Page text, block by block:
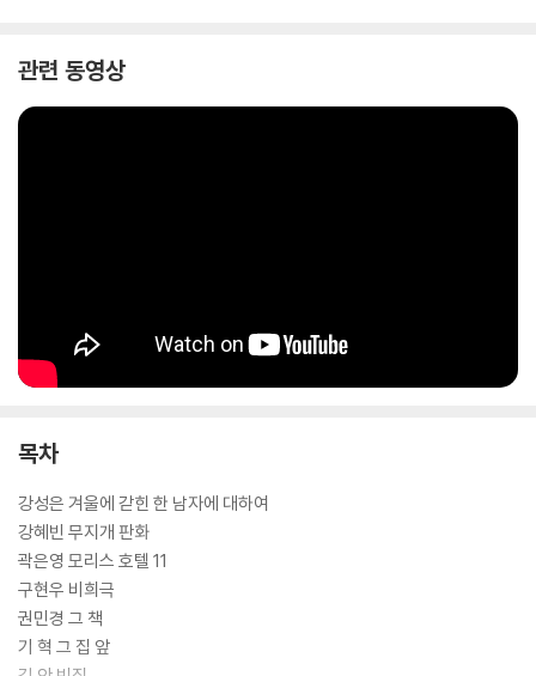
관련 동영상
목차
강성은 겨울에 갇힌 한 남자에 대하여
강혜빈 무지개 판화
곽은영 모리스 호텔 11
구현우 비희극
권민경 그 책
기 혁 그 집 앞